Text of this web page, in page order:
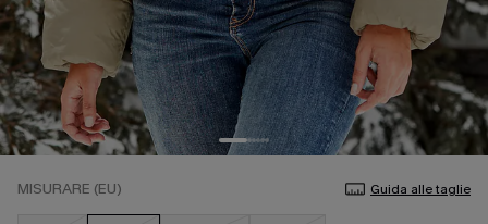
MISURARE (EU) Guida alle taglie